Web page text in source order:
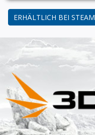
ERHÄLTLICH BEI STEAM